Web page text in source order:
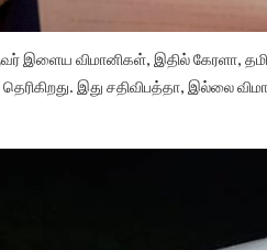
இளைய விமானிகள், இதில் கேரளா,
இது சதிவிபத்தா, இல்லை